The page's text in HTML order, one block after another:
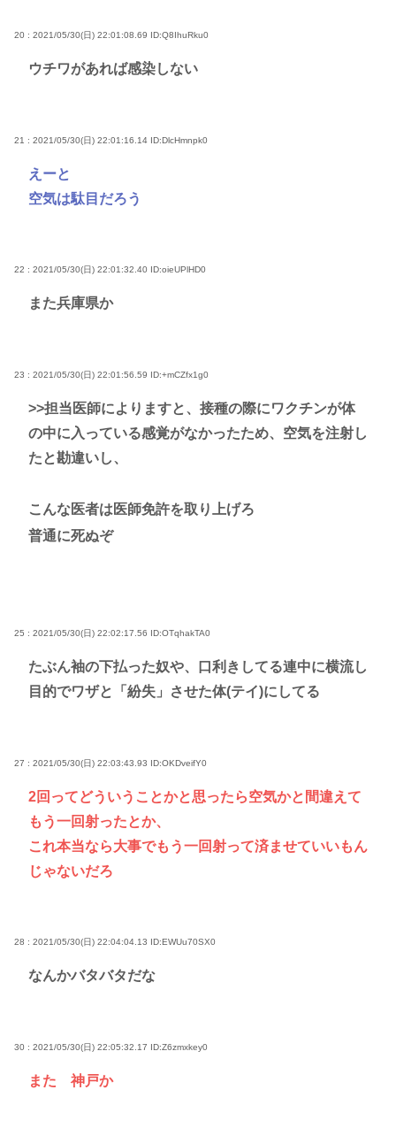
20 : 2021/05/30(日) 22:01:08.69 ID:Q8IhuRku0
ウチワがあれば感染しない
21 : 2021/05/30(日) 22:01:16.14 ID:DlcHmnpk0
えーと
空気は駄目だろう
22 : 2021/05/30(日) 22:01:32.40 ID:oieUPlHD0
また兵庫県か
23 : 2021/05/30(日) 22:01:56.59 ID:+mCZfx1g0
>>担当医師によりますと、接種の際にワクチンが体
の中に入っている感覚がなかったため、空気を注射し
たと勘違いし、
こんな医者は医師免許を取り上げろ
普通に死ぬぞ
25 : 2021/05/30(日) 22:02:17.56 ID:OTqhakTA0
たぶん袖の下払った奴や、口利きしてる連中に横流し
目的でワザと「紛失」させた体(テイ)にしてる
27 : 2021/05/30(日) 22:03:43.93 ID:OKDveifY0
2回ってどういうことかと思ったら空気かと間違えて
もう一回射ったとか、
これ本当なら大事でもう一回射って済ませていいもん
じゃないだろ
28 : 2021/05/30(日) 22:04:04.13 ID:EWUu70SX0
なんかバタバタだな
30 : 2021/05/30(日) 22:05:32.17 ID:Z6zmxkey0
また 神戸か